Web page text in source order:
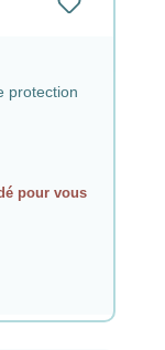
protection
pour vous